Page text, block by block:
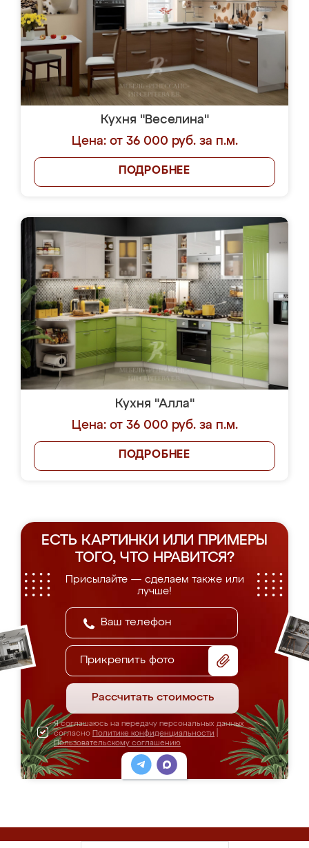
Кухня "Веселина"
Цена: от 36 000 руб. за п.м.
ПОДРОБНЕЕ
Кухня "Алла"
Цена: от 36 000 руб. за п.м.
ПОДРОБНЕЕ
ЕСТЬ КАРТИНКИ ИЛИ ПРИМЕРЫ
ТОГО, ЧТО НРАВИТСЯ?
Присылайте — сделаем также или
лучше!
Прикрепить фото
Рассчитать стоимость
Я соглашаюсь на передачу персональных данных
согласно Политике конфиденциальности
Пользовательскому соглашению